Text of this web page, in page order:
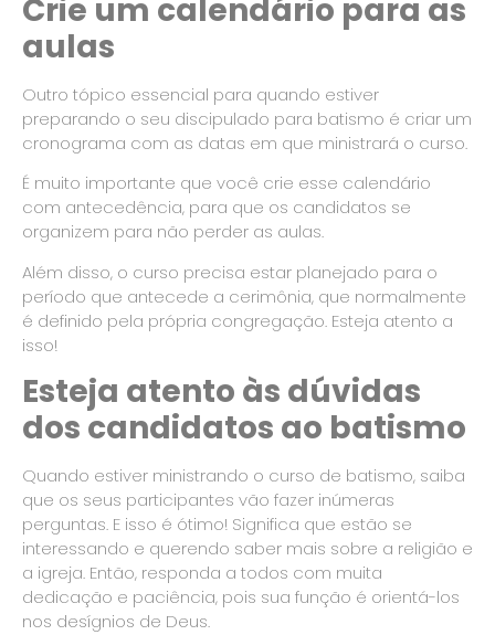
Crie um calendário para as
aulas
Outro tópico essencial para quando estiver
preparando o seu discipulado para batismo é criar um
cronograma com as datas em que ministrará o curso.
É muito importante que você crie esse calendário
com antecedência, para que os candidatos se
organizem para não perder as aulas.
Além disso, o curso precisa estar planejado para o
período que antecede a cerimônia, que normalmente
é definido pela própria congregação. Esteja atento a
isso!
Esteja atento às dúvidas
dos candidatos ao batismo
Quando estiver ministrando o curso de batismo, saiba
que os seus participantes vão fazer inúmeras
perguntas. E isso é ótimo! Significa que estão se
interessando e querendo saber mais sobre a religião e
a igreja. Então, responda a todos com muita
dedicação e paciência, pois sua função é orientá-los
nos desígnios de Deus.